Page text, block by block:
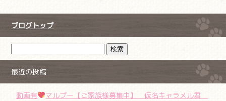
ブログトップ
最近の投稿
動画有
マルプー【ご家族様募集中】 仮名キャラメル君